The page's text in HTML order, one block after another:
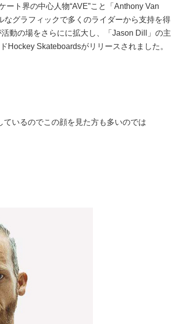
ト界の中心人物“AVE”こと「Anthony Van
グラフィックで多くのライダーから支持を得
動の場をさらにに拡大し、「Jason Dill」の主
Hockey Skateboardsがリリースされました。
いるのでこの顔を見た方も多いのでは